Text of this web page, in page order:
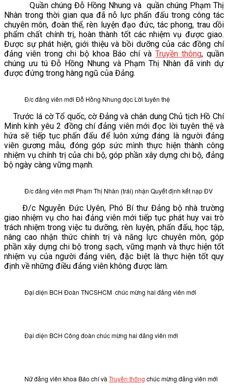
Quần chúng Đỗ Hồng Nhung và quần chúng Phạm Thị
Nhàn trong thời gian qua đã nỗ lực phấn đấu trong công tác
chuyên môn, đoàn thể, rèn luyện đạo đức, tác phong, trau dồi
phẩm chất chính trị, hoàn thành tốt các nhiệm vụ được giao.
Được sự phát hiện, giới thiệu và bồi dưỡng của các đồng chí
đảng viên trong chi bộ khoa Báo chí vàTruyền thông, quần
chúng ưu tú Đỗ Hồng Nhung và Phạm Thị Nhàn đã vinh dự
được đứng trong hàng ngũ của Đảng.
Đ/c đảng viên mới Đỗ Hồng Nhung đọc Lời tuyên thệ
Trước lá cờ Tổ quốc, cờ Đảng và chân dung Chủ tịch Hồ Chí
Minh kính yêu 2 đồng chí đảng viên mới đọc lời tuyên thệ và
hứa sẽ tiếp tục phấn đấu để luôn xứng đáng là người đảng
viên gương mẫu, đóng góp sức mình thực hiện thành công
nhiệm vụ chính trị của chi bộ, góp phần xây dựng chi bộ, đảng
bộ ngày càng vững mạnh.
Đ/c đảng viên mới Phạm Thị Nhàn (trái) nhận Quyết định kết nạp ĐV
Đ/c Nguyễn Đức Uyên, Phó Bí thư Đảng bộ nhà trường
giao nhiệm vụ cho hai đảng viên mới tiếp tục phát huy vai trò
trách nhiệm trong việc tu dưỡng, rèn luyện, phấn đấu, học tập,
nâng cao nhận thức chính trị và năng lực chuyên môn, góp
phần xây dựng chi bộ trong sạch, vững mạnh và thực hiện tốt
nhiệm vụ của người đảng viên, đặc biệt là thực hiện tốt quy
định về những điều đảng viên không được làm.
Đại diện BCH Đoàn TNCSHCM chúc mừng hai đảng viên mới
Đại diện BCH Công đoàn chúc mừng hai đảng viên mới
Nữ đảng viên khoa Báo chí và Truyền thông chúc mừng đảng viên mới